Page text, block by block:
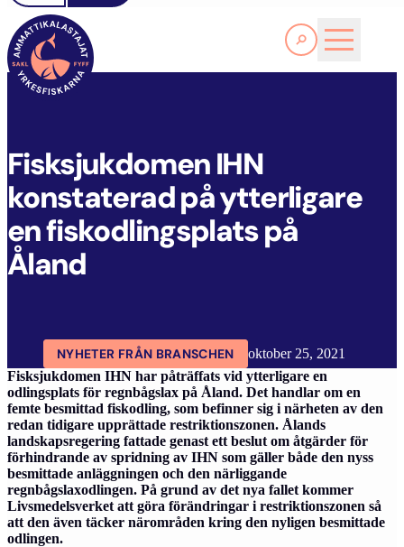
Läs Mer
FYFF
Fisksjukdomen IHN
konstaterad på ytterligare
en fiskodlingsplats på
Åland
NYHETER FRÅN BRANSCHEN
oktober 25, 2021
Fisksjukdomen IHN har påträffats vid ytterligare en
odlingsplats för regnbågslax på Åland. Det handlar om en
femte besmittad fiskodling, som befinner sig i närheten av den
redan tidigare upprättade restriktionszonen. Ålands
landskapsregering fattade genast ett beslut om åtgärder för
förhindrande av spridning av IHN som gäller både den nyss
besmittade anläggningen och den närliggande
regnbågslaxodlingen. På grund av det nya fallet kommer
Livsmedelsverket att göra förändringar i restriktionszonen så
att den även täcker närområden kring den nyligen besmittade
odlingen.